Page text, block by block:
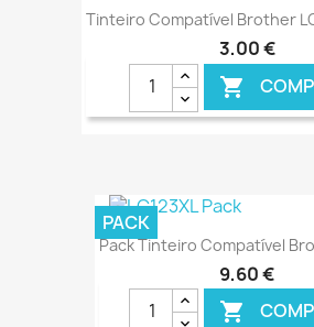
Tinteiro Compatível Brother
3,00 €

Pack Tinteiro Compatível
9,60 €

PACK